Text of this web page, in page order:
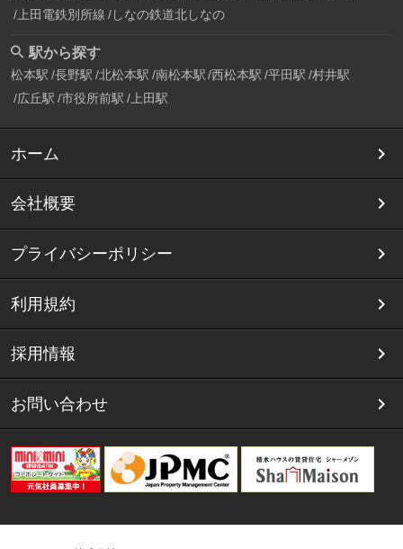
上田電鉄別所線 しなの鉄道北しなの
駅から探す
松本駅 長野駅 北松本駅 南松本駅 西松本駅 平田駅 村井駅
広丘駅 市役所前駅 上田駅
ホーム
会社概要
プライバシーポリシー
利用規約
採用情報
お問い合わせ